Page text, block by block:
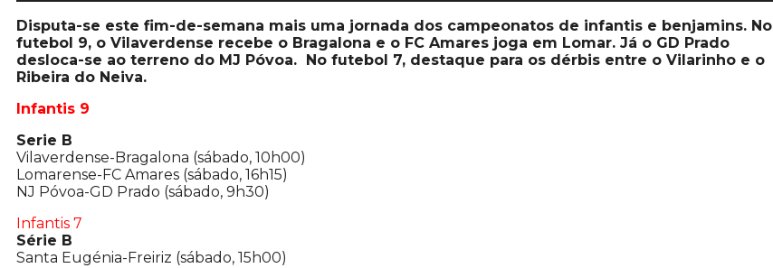
Disputa-se este fim-de-semana mais uma jornada dos campeonatos de infantis e benjamins. No
futebol 9, o Vilaverdense recebe o Bragalona e o FC Amares joga em Lomar. Já o GD Prado
desloca-se ao terreno do MJ Póvoa.
No futebol 7, destaque para os dérbis entre o Vilarinho e o
Ribeira do Neiva.
Infantis 9
Serie B
Vilaverdense-Bragalona (sábado, 10h00)
Lomarense-FC Amares (sábado, 16h15)
NJ Póvoa-GD Prado (sábado, 9h30)
Infantis 7
Série B
Santa Eugénia-Freiriz (sábado, 15h00)